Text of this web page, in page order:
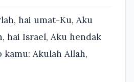
hai umat-Ku, Aku
hai Israel, Aku hendak
Akulah Allah,